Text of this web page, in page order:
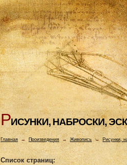
РИСУHКИ, HАБРОСКИ,
Главная→ Произведения → Живопись → Рисунки,
Список страниц: